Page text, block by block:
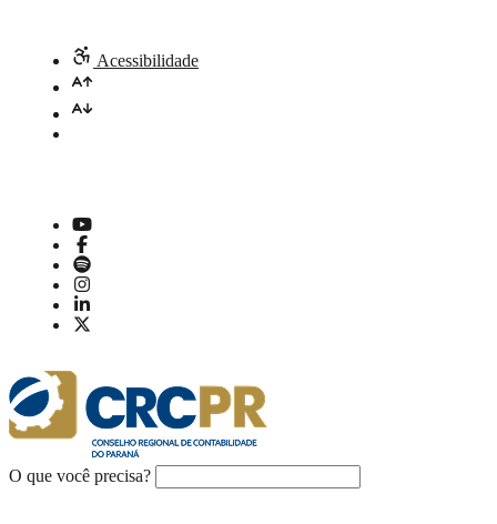
Acessibilidade
O que você precisa?